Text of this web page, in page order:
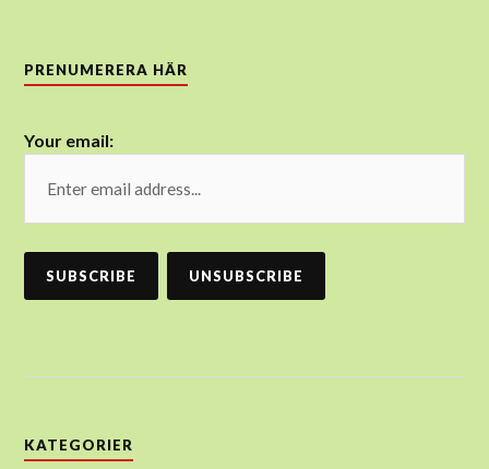
PRENUMERERA HÄR
Your email:
KATEGORIER